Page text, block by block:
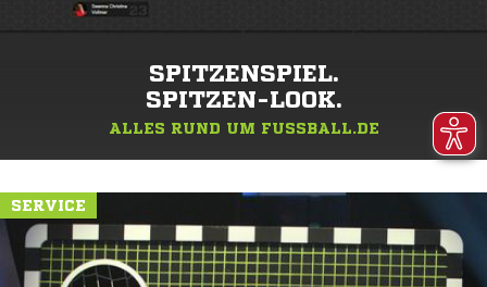
SPITZENSPIEL.
SPITZEN-LOOK.
ALLES RUND UM FUSSBALL.DE
SERVICE